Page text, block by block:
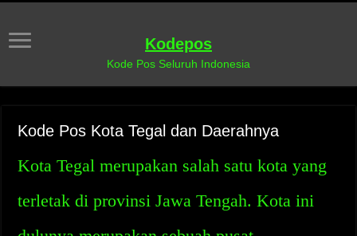
Kodepos
Kode Pos Seluruh Indonesia
Kode Pos Kota Tegal dan Daerahnya
Kota Tegal merupakan salah satu kota yang
terletak di provinsi Jawa Tengah. Kota ini